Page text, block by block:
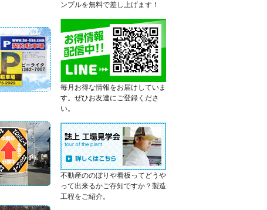
ンプルを無料で差し上げます！
毎月お得な情報をお届けしていま
す。ぜひお友達にご登録くださ
い。
不動産ののぼりや看板ってどうや
って出来るかご存知ですか？製造
工程をご紹介。